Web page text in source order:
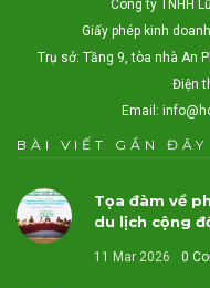
Công ty TNHH
Giấy phép kinh
Trụ sở: Tầng 9, tòa nhà An
Điện
Email:
BÀI VIẾT GẦN ĐÂY
Tọa đàm về
du lịch cộng
11 Mar 2026 0